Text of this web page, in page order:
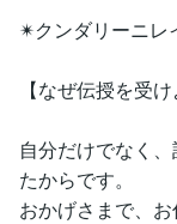
✴︎クンダリーニレ
【なぜ伝授を受
自分だけでなく
たからです。
おかげさまで、